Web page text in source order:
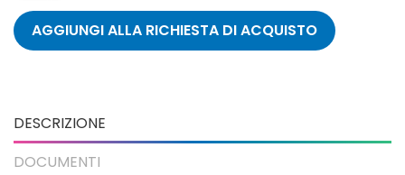
AGGIUNGI ALLA RICHIESTA DI ACQUISTO
DESCRIZIONE
DOCUMENTI